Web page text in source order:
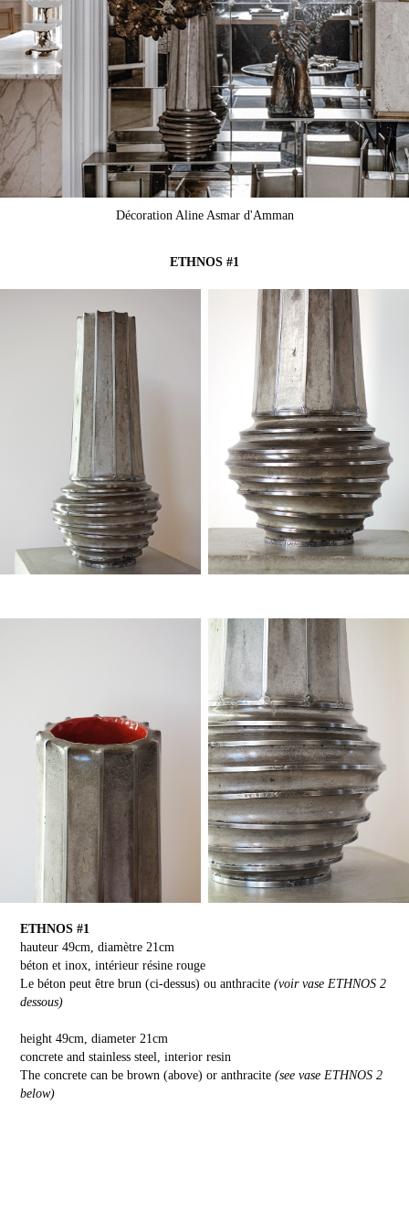
Décoration Aline Asmar d'Amman
ETHNOS #1
ETHNOS #1
hauteur 49cm, diamètre 21cm
béton et inox, intérieur résine rouge
Le béton peut être brun (ci-dessus) ou anthracite(voir vase ETHNOS 2
dessous)
height 49cm, diameter 21cm
concrete and stainless steel, interior resin
The concrete can be brown (above) or anthracite(see vase ETHNOS 2
below)